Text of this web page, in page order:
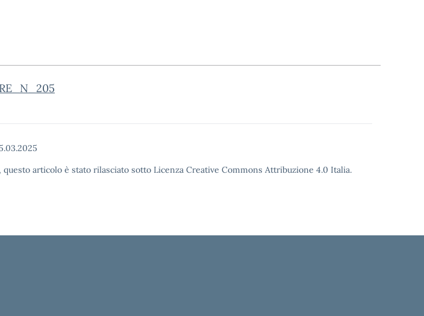
articolo è stato rilasciato sotto Licenza Creative Commons Attribuzione 4.0 Italia.